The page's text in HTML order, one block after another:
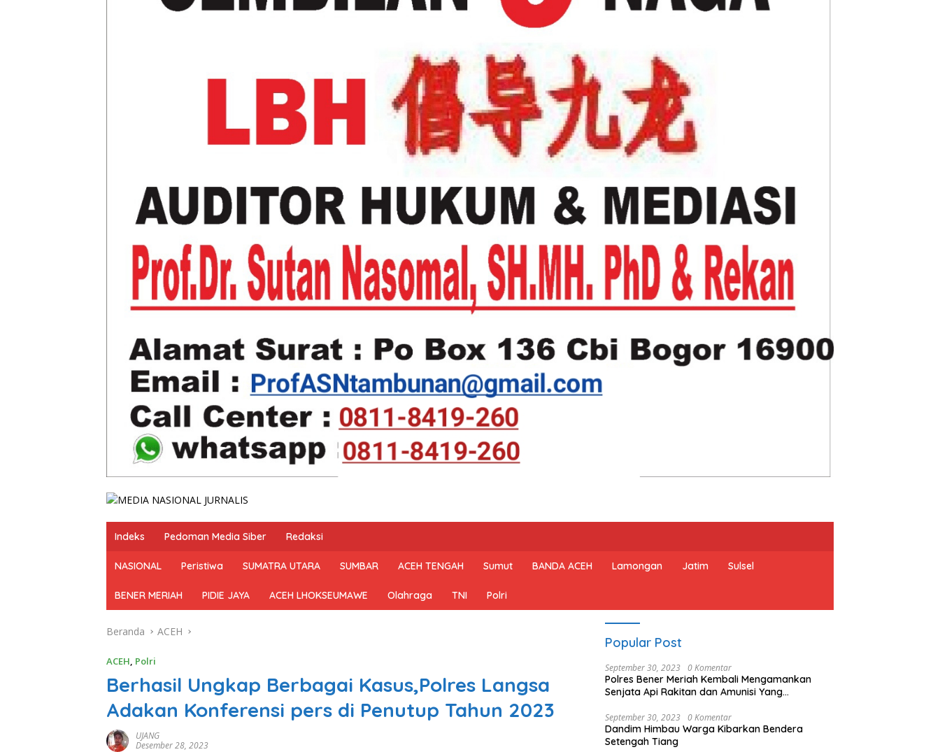
Indeks Pedoman Media Siber Redaksi
NASIONAL Peristiwa SUMATRA UTARA SUMBAR ACEH TENGAH Sumut BANDA ACEH Lamongan Jatim Sulsel
BENER MERIAH PIDIE JAYA ACEH LHOKSEUMAWE Olahraga TNI Polri
Beranda ACEH
ACEH Polri
Berhasil Ungkap Berbagai Kasus,Polres Langsa
Adakan Konferensi pers di Penutup Tahun 2023
UJANG
Desember 28, 2023
Popular Post
September 30, 2023 0 Komentar
Polres Bener Meriah Kembali Mengamankan
Senjata Api Rakitan dan Amunisi Yang
September 30, 2023 0 Komentar
Dandim Himbau Warga Kibarkan Bendera
Setengah Tiang